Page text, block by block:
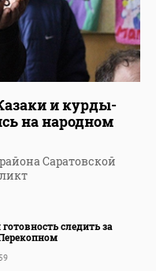
и курды-
на народном
Саратовской
следить за